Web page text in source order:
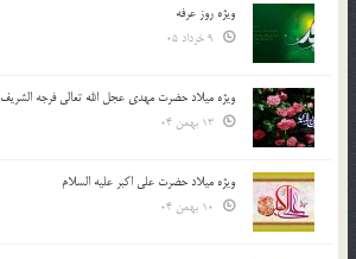
ویژه روز عرفه
ویژه میلاد حضرت مهدی عجل الله تعالی فرجه الشريف
ویژه میلاد حضرت علی اکبر علیه السلام